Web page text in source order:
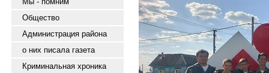
Общество
Администрация района
о них писала газета
Криминальная хроника